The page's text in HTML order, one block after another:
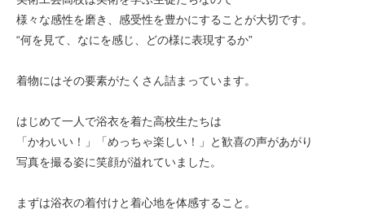
様々な感性を磨き、感受性を豊かにすることが大切です。
“何を見て、なにを感じ、どの様に表現するか”
着物にはその要素がたくさん詰まっています。
はじめて一人で浴衣を着た高校生たちは
「かわいい！」「めっちゃ楽しい！」と歓喜の声があがり
写真を撮る姿に笑顔が溢れていました。
まずは浴衣の着付けと着心地を体感すること。